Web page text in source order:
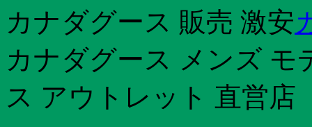
カナダグース 販売 激安
カナダグース メンズ
ス アウトレット 直営店